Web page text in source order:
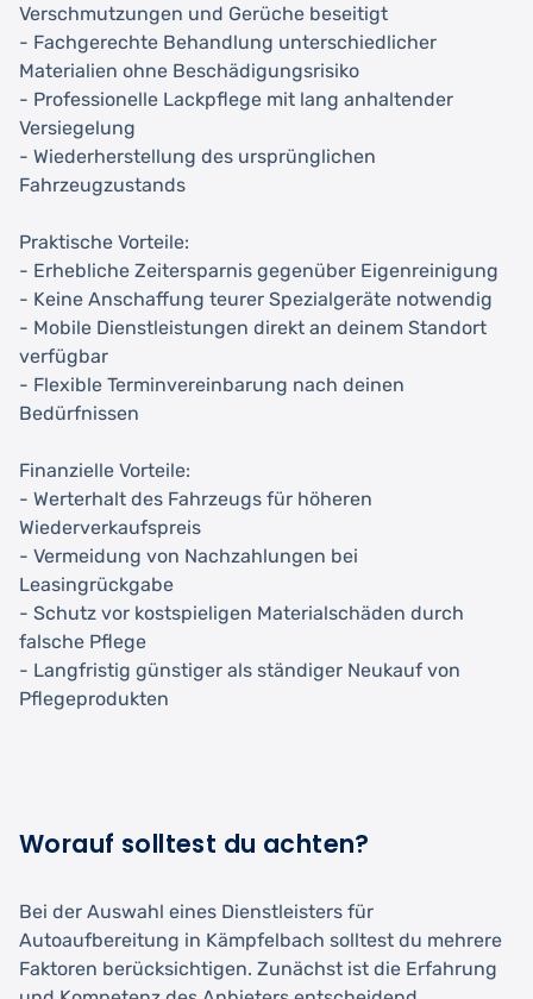
Verschmutzungen und Gerüche beseitigt
- Fachgerechte Behandlung unterschiedlicher
Materialien ohne Beschädigungsrisiko
- Professionelle Lackpflege mit lang anhaltender
Versiegelung
- Wiederherstellung des ursprünglichen
Fahrzeugzustands
Praktische Vorteile:
- Erhebliche Zeitersparnis gegenüber Eigenreinigung
- Keine Anschaffung teurer Spezialgeräte notwendig
- Mobile Dienstleistungen direkt an deinem Standort
verfügbar
- Flexible Terminvereinbarung nach deinen
Bedürfnissen
Finanzielle Vorteile:
- Werterhalt des Fahrzeugs für höheren
Wiederverkaufspreis
- Vermeidung von Nachzahlungen bei
Leasingrückgabe
- Schutz vor kostspieligen Materialschäden durch
falsche Pflege
- Langfristig günstiger als ständiger Neukauf von
Pflegeprodukten
Worauf solltest du achten?
Bei der Auswahl eines Dienstleisters für
Autoaufbereitung in Kämpfelbach solltest du mehrere
Faktoren berücksichtigen. Zunächst ist die Erfahrung